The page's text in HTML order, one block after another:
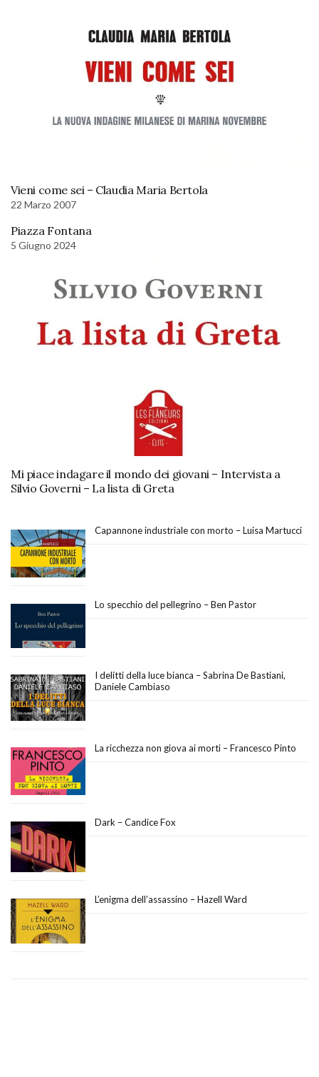
Vieni come sei – Claudia Maria Bertola
22 Marzo 2007
Piazza Fontana
5 Giugno 2024
Mi piace indagare il mondo dei giovani – Intervista a
Silvio Governi – La lista di Greta
Capannone industriale con morto – Luisa Martucci
Lo specchio del pellegrino – Ben Pastor
I delitti della luce bianca – Sabrina De Bastiani,
Daniele Cambiaso
La ricchezza non giova ai morti – Francesco Pinto
Dark – Candice Fox
L’enigma dell’assassino – Hazell Ward